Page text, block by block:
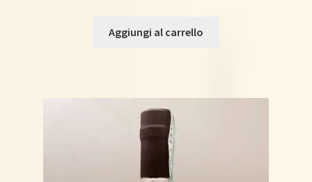
Aggiungi al carrello